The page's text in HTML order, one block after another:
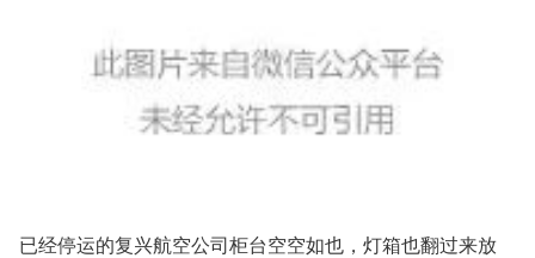
已经停运的复兴航空公司柜台空空如也，灯箱也翻过来放